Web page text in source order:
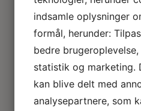
Loftlamper
Lysekroner
Gulvlamper
Udendørslamper
LED lamper
Roseline miniaturelamper
Lampe KIT
El tilbehør
indsamle oplysninger
formål, herunder:
bedre
statistik og marketing.
kan blive delt med
analysepartnere, som